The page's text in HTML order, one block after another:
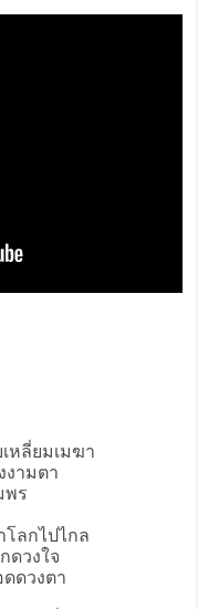
หลี่ยมเมฆา
งามตา
พร
โลกไปไกล
ดวงใจ
ดวงตา